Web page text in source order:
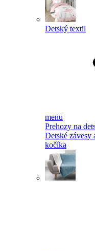
Detský textil
menu
Prehozy na
Detské závesy
kočíka